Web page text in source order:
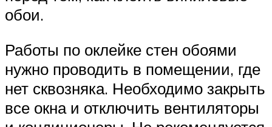
обои.
Работы по оклейке стен обоями
нужно проводить в помещении, где
нет сквозняка. Необходимо закрыть
все окна и отключить вентиляторы